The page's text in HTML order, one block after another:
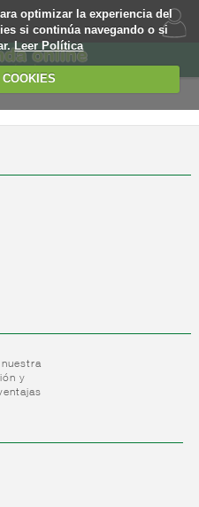
optimizar la experiencia del
si continúa navegando o si
Leer Política
y